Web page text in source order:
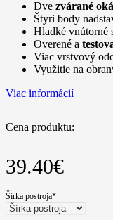
Dve zvárané oká
Štyri body
Hladké vnútorné
Overené a
Viac vrstvový
Využitie na
Viac informácií
Cena produktu:
39.40€
Šírka postroja*